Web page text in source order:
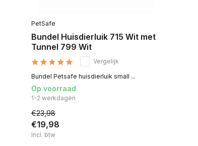
PetSafe
Bundel Huisdierluik 715 Wit met
Tunnel 799 Wit
Vergelijk
Bundel Petsafe huisdierluik small ...
Op voorraad
1-2 werkdagen
€23,98
€19,98
Incl. btw